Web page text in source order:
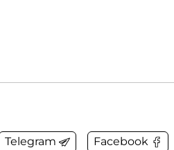
Telegram Facebook